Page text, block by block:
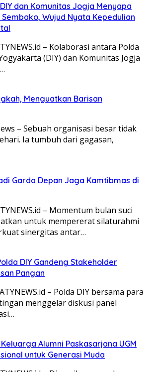
dan Komunitas Jogja Menyapa
Wujud Nyata Kepedulian
– Kolaborasi antara Polda
(DIY) dan Komunitas Jogja
Menguatkan Barisan
– Sebuah organisasi besar tidak
Ia tumbuh dari gagasan,
Garda Depan Jaga Kamtibmas di
– Momentum bulan suci
untuk mempererat silaturahmi
sinergitas antar…
DIY Gandeng Stakeholder
Pangan
– Polda DIY bersama para
menggelar diskusi panel
Alumni Paskasarjana UGM
untuk Generasi Muda